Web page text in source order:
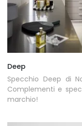
Deep
Specchio Deep di
Complementi e
marchio!